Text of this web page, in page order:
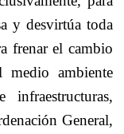
y desvirtúa toda
frenar el cambio
ambiente
General,